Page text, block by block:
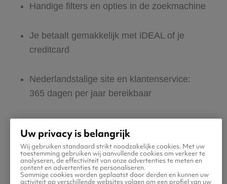
Handige filters en opties in de zoekmachine
Je betaalt gemakkelijk met iDEAL of je
creditcard
Nederlandstalige site en klantenservice:
365 dagen per jaar bereikbaar
Boek ook direct een hotel of huurauto voor
in Sinop
Uw privacy is belangrijk
Wij gebruiken standaard strikt noodzakelijke cookies. Met uw
toestemming gebruiken wij aanvullende cookies om verkeer te
analyseren, de effectiviteit van onze advertenties te meten en
content en advertenties te personaliseren.
Sommige cookies worden geplaatst door derden en kunnen uw
activiteit op verschillende websites volgen om een profiel van uw